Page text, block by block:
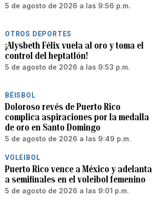
5 de agosto de 2026 a las 9:56 p.m.
OTROS DEPORTES
¡Alysbeth Félix vuela al oro y toma el
control del heptatlón!
5 de agosto de 2026 a las 9:53 p.m.
BÉISBOL
Doloroso revés de Puerto Rico
complica aspiraciones por la medalla
de oro en Santo Domingo
5 de agosto de 2026 a las 9:49 p.m.
VOLEIBOL
Puerto Rico vence a México y adelanta
a semifinales en el voleibol femenino
5 de agosto de 2026 a las 9:01 p.m.